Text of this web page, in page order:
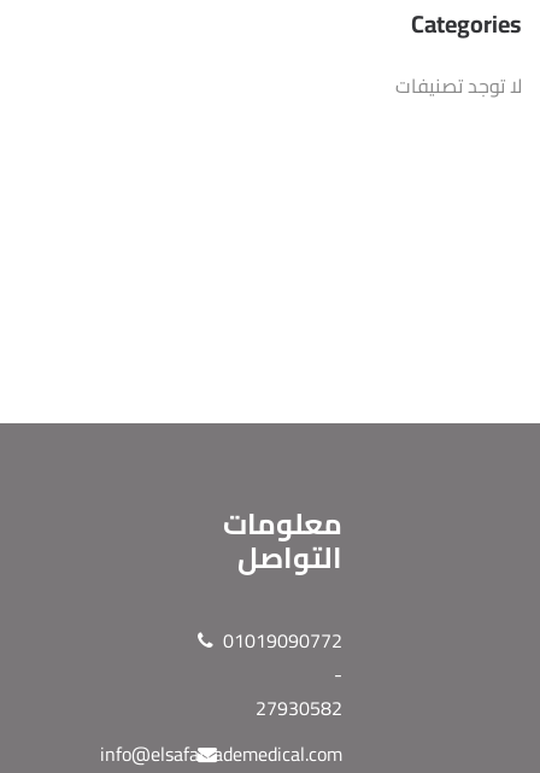
Categories
لا توجد تصنيفات
معلومات
التواصل
01019090772
-
27930582
info@elsafatrademedical.com